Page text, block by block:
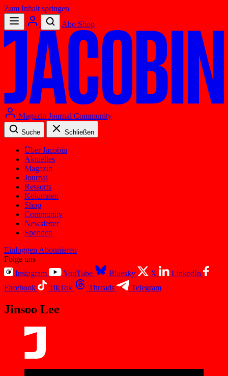
Zum Inhalt springen
Abo Shop
Magazin Journal Community
Suche Schließen
Über Jacobin
Aktuelles
Magazin
Journal
Ressorts
Kolumnen
Shop
Community
Newsletter
Spenden
Einloggen Abonnieren
Folge uns
Instagram
YouTube Bluesky X
LinkedIn
Facebook
TikTok Threads Telegram
Jinsoo Lee